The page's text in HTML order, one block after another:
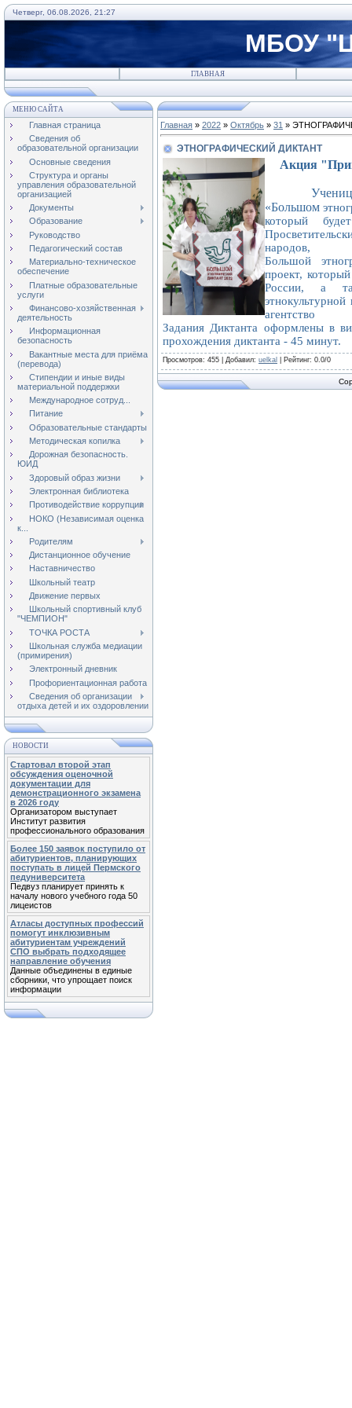
Четверг, 06.08.2026, 21:27
МБОУ
ГЛАВНАЯ
МЕНЮ САЙТА
Главная страница
Сведения об
образовательной организации
Основные сведения
Структура и органы
управления образовательной
организацией
Документы
Образование
Руководство
Педагогический состав
Материально-техническое
обеспечение
Платные образовательные
услуги
Финансово-хозяйственная
деятельность
Информационная
безопасность
Вакантные места для приёма
(перевода)
Стипендии и иные виды
материальной поддержки
Международное сотруд...
Питание
Образовательные стандарты
Методическая копилка
Дорожная безопасность.
ЮИД
Здоровый образ жизни
Электронная библиотека
Противодействие коррупции
НОКО (Независимая оценка
к...
Родителям
Дистанционное обучение
Наставничество
Школьный театр
Движение первых
Школьный спортивный клуб
"ЧЕМПИОН"
ТОЧКА РОСТА
Школьная служба медиации
(примирения)
Электронный дневник
Профориентационная работа
Сведения об организации
отдыха детей и их оздоровлении
НОВОСТИ
Стартовал второй этап
обсуждения оценочной
документации для
демонстрационного экзамена
в 2026 году
Организатором выступает
Институт развития
профессионального образования
Более 150 заявок поступило от
абитуриентов, планирующих
поступать в лицей Пермского
педуниверситета
Педвуз планирует принять к
началу нового учебного года 50
лицеистов
Атласы доступных профессий
помогут инклюзивным
абитуриентам учреждений
СПО выбрать подходящее
направление обучения
Данные объединены в единые
сборники, что упрощает поиск
информации
Главная » 2022 » Октябрь » 31 »
ЭТНОГРАФИЧЕСКИЙ ДИКТАНТ
Акция
«Большом
который
Большой
проект,
России, а
Задания Диктанта оформлены в
прохождения диктанта - 45 минут.
Просмотров: 455 | Добавил: uelkal Рейтинг: 0.0/0